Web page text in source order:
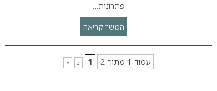
פתרונות…
המשך קריאה
עמוד 1 מתוך 2 1
2
»